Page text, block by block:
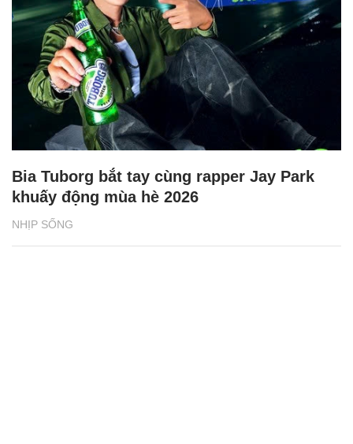
NHỊP SỐNG
Bia Tuborg bắt tay cùng rapper Jay Park
khuấy động mùa hè 2026